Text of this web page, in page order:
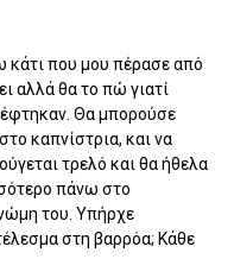
κάτι που μου πέρασε από
αλλά θα το πώ γιατί
Θα μπορούσε
καπνίστρια, και να
τρελό και θα ήθελα
πάνω στο
του. Υπήρχε
στη βαρρόα; Κάθε